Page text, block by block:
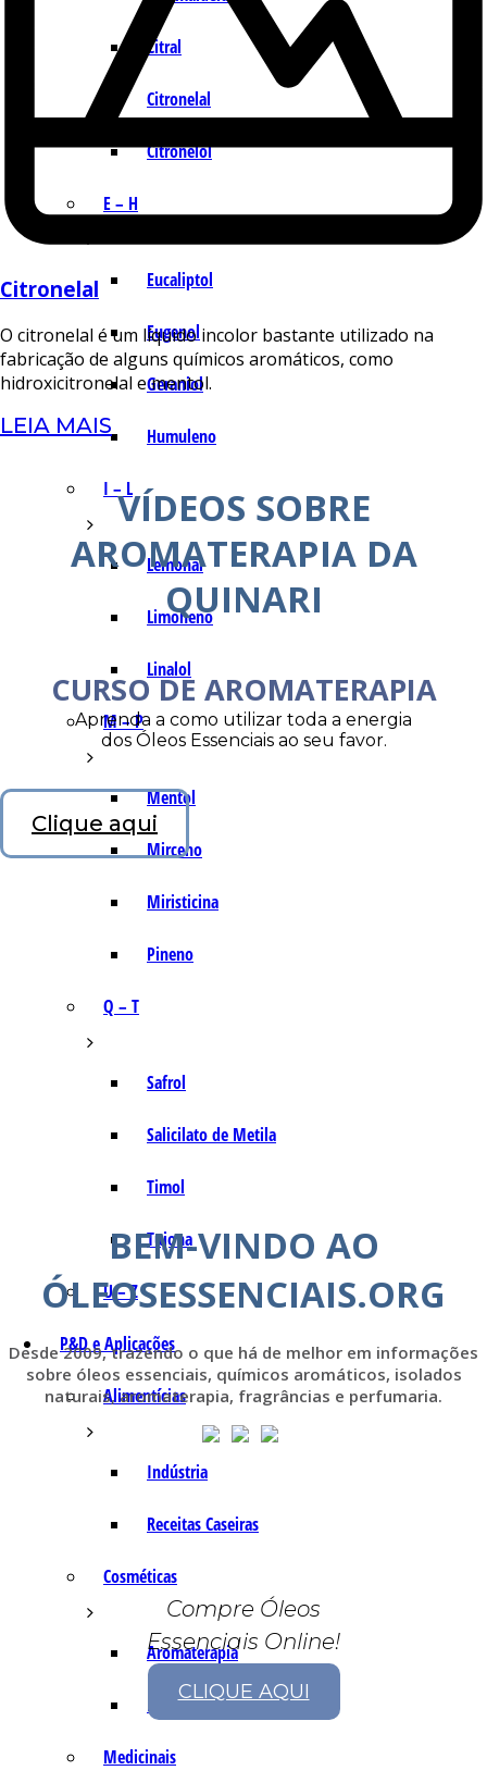
Citral
Citronelal
Citronelol
E – H
Eucaliptol
Eugenol
Geraniol
Humuleno
I – L
Lemonal
Limoneno
Linalol
M – P
Mentol
Mirceno
Miristicina
Pineno
Q – T
Safrol
Salicilato de Metila
Timol
Tujona
U – Z
P&D e Aplicações
Alimentícias
Indústria
Receitas Caseiras
Cosméticas
Aromaterapia
Fórmulas Caseiras
Medicinais
Citronelal
O citronelal é um líquido incolor bastante utilizado na
fabricação de alguns químicos aromáticos, como
hidroxicitronelal e mentol.
LEIA MAIS
VÍDEOS SOBRE
AROMATERAPIA DA
QUINARI
CURSO DE AROMATERAPIA
Aprenda a como utilizar toda a energia
dos Óleos Essenciais ao seu favor.
Clique aqui
BEM-VINDO AO
ÓLEOSESSENCIAIS.ORG
Desde 2009, trazendo o que há de melhor em informações
sobre óleos essenciais, químicos aromáticos, isolados
naturais, aromaterapia, fragrâncias e perfumaria.
Compre Óleos
Essenciais Online!
CLIQUE AQUI